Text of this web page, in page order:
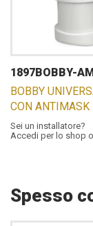
1897BOBBY-
BOBBY
CON ANTIMASK
Sei un installatore?
Accedi per lo shop
Spesso